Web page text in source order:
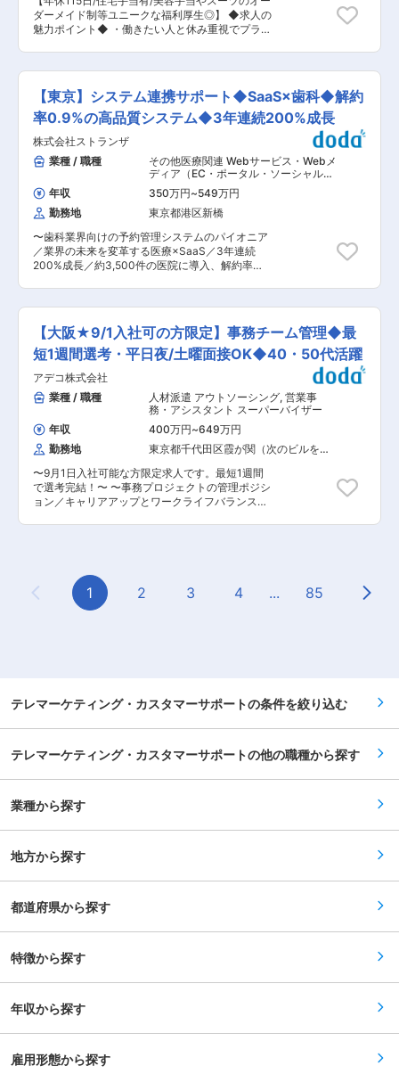
える国と地域に広がり、グループ全体で10万社を
超えるクライアントの活躍を支えています。 今回
の選挙問い合わせ、万博交通問い合わせの集計な
ど＞さまざまなプロジェクトマネジメント業務全
が入賞した実績があります。 ■メリハリつけて働
ける： ・オフィスの一角にはスタッフ専用リフレ
ッシュルームがあり、しっかりと休むことができ
ます。 ・有休取得率も高く、しっかりとリフレッ
の100%子会社です。設立は2023年10月と新しい
会社ですが、東邦ガスがそれまで担っていた一部
の業務（コールセンターを始めとするお客さまサ
ービス事業、ガス設備のメンテナンスを中心とし
た保安に関する事業）を組織ごと継承しており、
たくさんの経験やノウハウを持っています。 社会
を取り巻く環境はカーボンニュートラルへの機運
の高まりや、デジタル化の進展など目まぐるしく
変化しています。エネルギー業界も、電力・都市
ガスの小売り全面自由化を契機に大きな転換期の
真っ只中にあります。 これまで東邦ガスグループ
として100年以上にわたり培ってきたお客さまと
の関係をベースに、これまで以上に「安全・安
に留まらず、くらし周り全般について、時代のニ
ーズに即したサービスの提供に努めてまいりま
ダーメイド制等ユニークな福利厚生◎】 ◆求人の
魅力ポイント◆ ・働きたい人と休み重視でプライ
メイドの一部支援等、他社にはないユニークな制
度が充実している点 ・社内ベンチャー等、仕事で
の成長機会が多数ある点。 ■業務概要： 携帯販
売イベントの支援や携帯ショップのコンサルティ
ング事業を展開する当社にて、携帯販売担当とし
て従事いただきます。具体的には、当社のクライ
アントである通信キャリアのショップにおいて、
携帯に関する各種商材のご提案を担当していただ
きます。 ■具体的な業務内容： ・来店または予
約されたお客様への接客業務 ・携帯電話の販売お
よび契約（新規契約、機種変更、MNP乗り換え
等） ・携帯プランの説明 ※配属される携帯ショッ
プによっては、商材やプランの説明だけでなく、
契約業務を担当することもあります。 ※1店舗1名
で配属となることもあれば、数名で配属されるこ
ともあります。 ※クライアントとの契約終了やイ
属先の直行直帰により勤務していただきます。 ■
配属場所と組織構成： 勤務先は埼玉県・群馬県内
のいずれかの携帯ショップです。 入社される方の
居住地とその時のクライアントからの依頼状況を
考慮して配属を決定します。1店舗あたりの社員
数は4、5名、派遣スタッフの人数はおよそ3、4
期間を設け、先輩社員のもとで実際の業務を行い
ながら、仕事の流れを覚えていただきます。 ■働
き方： ・実際の時間外労働：月平均5時間以下 ・
年間休日：115日 ・シフト制により月9日の休み
を取得していただきます。なお、土日は基本的に
勤務日となりますので、ご注意の上、応募をお願
【東京】システム連携サポート◆SaaS×歯科◆解約
率0.9%の高品質システム◆3年連続200%成長
株式会社ストランザ
業種 / 職種
その他医療関連 Webサービス・Webメ
ディア（EC・ポータル・ソーシャル）
テクニカルサポート・カスタマーサポ
ート（IT製品） カスタマーサポート・
ユーザーサポート・オペレータ
年収 350万円~549万円
勤務地
東京都港区新橋
〜歯科業界向けの予約管理システムのパイオニア
／業界の未来を変革する医療×SaaS／3年連続
200%成長／約3,500件の医院に導入、解約率
データ連携をサポートする役割を担っていただき
ます。 ■業務詳細： ・Apotool&Box for Dentist
導入医院様へシステム連携関連のご案内 ・他社シ
ステムメーカー、医院様との連携日のスケジュー
ル調整 ・対応履歴の入力（ツール：Salesforce）
・マニュアル整備 ■使用ツール：ChatWork、電
話、Salesforce、TeachMe、TeamViewer ■担当
製品：Apotool & Box for
Dentist（https://apotool.jp/） ・歯科医院におけ
る予約管理など基本的な機能から、業界では革新
的な医療者同士の相談プラットフォームなどを搭
載するシステムです。紙ベースの業務フローから
IT化を検討しているお客様は多く、その中でも同
システムはクラウド型のため、初期費用やスピー
ド感で興味を持って頂けることが多いのが特徴で
す。 ■当社について： ・当社は、歯科医院にお
に留まらず、口腔内写真やレントゲンデータの管
理、診察券アプリとの連携も可能な高品質なシス
テムで、導入件数は全国3,500以上。顧客満足度
囲：会社の定める業務
【大阪★9/1入社可の方限定】事務チーム管理◆最
短1週間選考・平日夜/土曜面接OK◆40・50代活躍
アデコ株式会社
業種 / 職種
人材派遣 アウトソーシング, 営業事
務・アシスタント スーパーバイザー
年収
400万円~649万円
勤務地
東京都千代田区霞が関（次のビルを除
〜9月1日入社可能な方限定求人です。最短1週間
で選考完結！〜 〜事務プロジェクトの管理ポジシ
ョン／キャリアアップとワークライフバランスの
8/7（金）までの8日間、18:00/19:00/20:00枠 土
曜日：8/1（土）10:00/11:00/12:00/13:00枠 ■具
体的な仕事内容： お客様先の事務プロジェクトに
アデコグループの日本法人にて正社員として安定
【高年収】給与アップのチャンスが豊富 ・【ワー
土日休み ・【キャリアパス充実】アシスタント
リア】スタッフコーディネーター、DX推進担
当、SVの採用担当や教育担当など幅広く活躍可能
・【研修体制充実】1年目から移動を推進してく
ニアSVなどとキャリアアップが可能です。他にも
を拡げることができます！ ■企業魅力 ☆当社は
世界規模での総合人材サービス企業アデコグルー
プの日本法人であり、グローバルリーダーとして
える国と地域に広がり、グループ全体で10万社を
の官公庁案件では＜年金、コロナ、東電、市役所
の選挙問い合わせ、万博交通問い合わせの集計な
ど＞さまざまなプロジェクトマネジメント業務全
Previous Page
1 2 3 4 ... 85
テレマーケティング・カスタマーサポートの条件を絞り込む
テレマーケティング・カスタマーサポートの他の職種から探す
業種から探す
地方から探す
都道府県から探す
特徴から探す
年収から探す
雇用形態から探す